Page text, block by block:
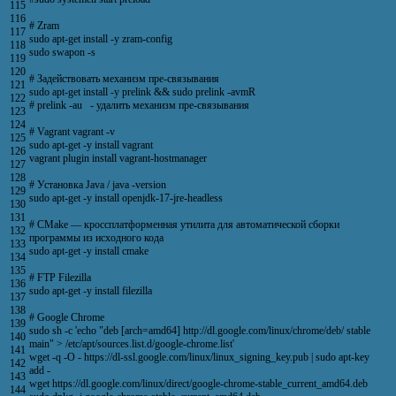
115
116
117
118
119
120
121
122
123
124
125
126
127
128
129
130
131
132
133
134
135
136
137
138
139
140
141
142
143
144
# Zram
sudo apt-get install -y zram-config
sudo swapon -s
# Задействовать механизм пре-связывания
sudo apt-get install -y prelink && sudo prelink -avmR
# prelink -au - удалить механизм пре-связывания
# Vagrant vagrant -v
sudo apt-get -y install vagrant
vagrant plugin install vagrant-hostmanager
# Установка Java / java -version
sudo apt-get -y install openjdk-17-jre-headless
# CMake — кроcсплатформенная утилита для автоматической сборки
программы из исходного кода
sudo apt-get -y install cmake
# FTP Filezilla
sudo apt-get -y install filezilla
# Google Chrome
sudo sh -c 'echo "deb [arch=amd64] http://dl.google.com/linux/chrome/deb/ stable
main" > /etc/apt/sources.list.d/google-chrome.list'
wget -q -O - https://dl-ssl.google.com/linux/linux_signing_key.pub | sudo apt-key
add -
wget https://dl.google.com/linux/direct/google-chrome-stable_current_amd64.deb